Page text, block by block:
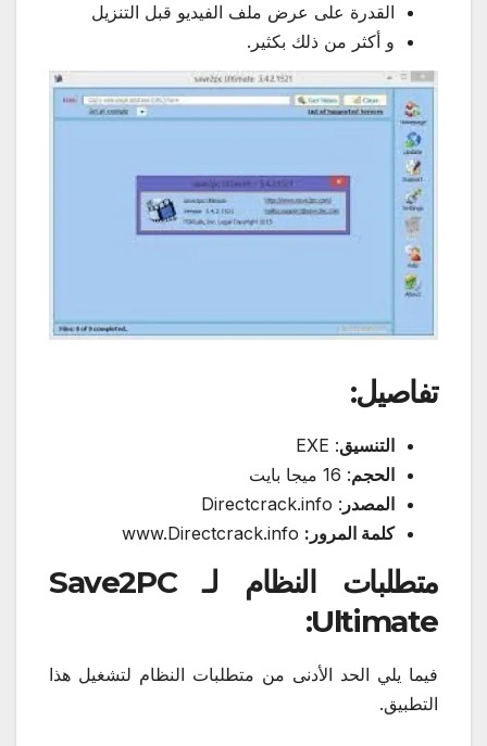
القدرة على عرض ملف الفيديو قبل التنزيل
و أكثر من ذلك بكثير.
تفاصيل:
التنسيق: EXE
الحجم: 16 ميجا بايت
المصدر : Directcrack.info
كلمة المرور:
متطلبات النظام لـ Save2PC
Ultimate:
فيما يلي الحد الأدنى من متطلبات النظام لتشغيل هذا
التطبيق.